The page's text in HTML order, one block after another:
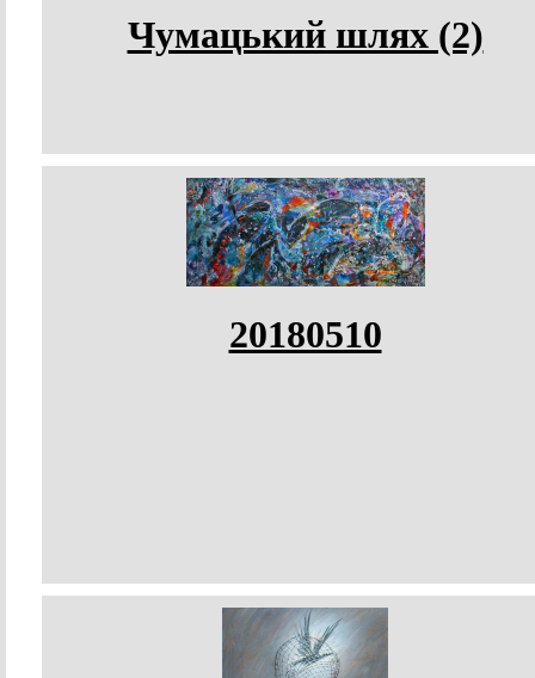
Чумацький шлях (2)
20180510